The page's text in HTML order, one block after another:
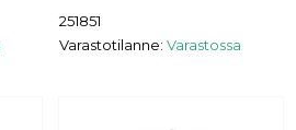
251851
Varastotilanne: Varastossa